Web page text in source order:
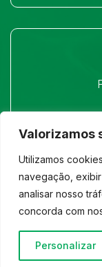
Valorizamos
Utilizamos
navegação,
analisar nosso
concorda com
Personalizar